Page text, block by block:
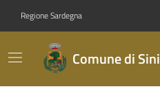
Regione Sardegna
Comune di Sini